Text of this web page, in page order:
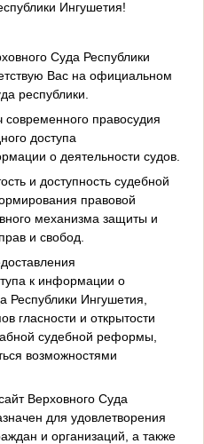
Ингушетия!
Суда Республики
Вас на официальном
республики.
правосудия
доступа
о деятельности судов.
и доступность судебной
правовой
механизма защиты и
и свобод.
к информации о
Республики Ингушетия,
гласности и открытости
судебной реформы,
возможностями
Верховного Суда
для удовлетворения
и организаций, а также